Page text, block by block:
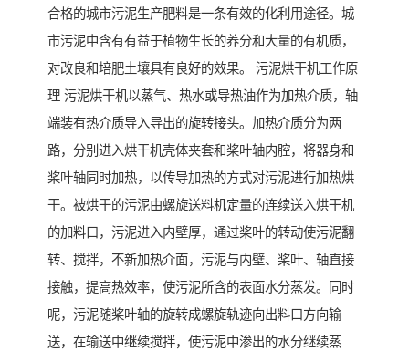
合格的城市污泥生产肥料是一条有效的化利用途径。城
市污泥中含有有益于植物生长的养分和大量的有机质，
对改良和培肥土壤具有良好的效果。 污泥烘干机工作原
理 污泥烘干机以蒸气、热水或导热油作为加热介质，轴
端装有热介质导入导出的旋转接头。加热介质分为两
路，分别进入烘干机壳体夹套和桨叶轴内腔，将器身和
桨叶轴同时加热，以传导加热的方式对污泥进行加热烘
干。被烘干的污泥由螺旋送料机定量的连续送入烘干机
的加料口，污泥进入内壁厚，通过桨叶的转动使污泥翻
转、搅拌，不新加热介面，污泥与内壁、桨叶、轴直接
接触，提高热效率，使污泥所含的表面水分蒸发。同时
呢，污泥随桨叶轴的旋转成螺旋轨迹向出料口方向输
送，在输送中继续搅拌，使污泥中渗出的水分继续蒸